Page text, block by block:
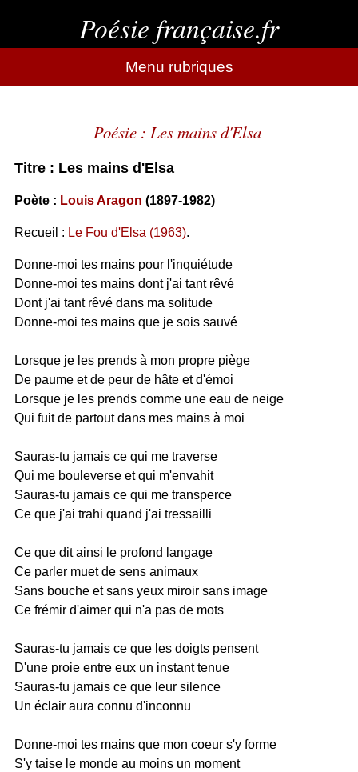
Poésie française.fr
Menu rubriques
Poésie : Les mains d'Elsa
Titre : Les mains d'Elsa
Poète : Louis Aragon (1897-1982)
Recueil : Le Fou d'Elsa (1963).
Donne-moi tes mains pour l'inquiétude
Donne-moi tes mains dont j'ai tant rêvé
Dont j'ai tant rêvé dans ma solitude
Donne-moi tes mains que je sois sauvé
Lorsque je les prends à mon propre piège
De paume et de peur de hâte et d'émoi
Lorsque je les prends comme une eau de neige
Qui fuit de partout dans mes mains à moi
Sauras-tu jamais ce qui me traverse
Qui me bouleverse et qui m'envahit
Sauras-tu jamais ce qui me transperce
Ce que j'ai trahi quand j'ai tressailli
Ce que dit ainsi le profond langage
Ce parler muet de sens animaux
Sans bouche et sans yeux miroir sans image
Ce frémir d'aimer qui n'a pas de mots
Sauras-tu jamais ce que les doigts pensent
D'une proie entre eux un instant tenue
Sauras-tu jamais ce que leur silence
Un éclair aura connu d'inconnu
Donne-moi tes mains que mon coeur s'y forme
S'y taise le monde au moins un moment